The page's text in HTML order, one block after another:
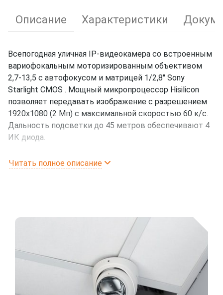
Описание Характеристики
Всепогодная уличная IP-видеокамера со встроенным
вариофокальным моторизированным объективом
2,7-13,5 с автофокусом и матрицей 1/2,8" Sony
Starlight CMOS . Мощный микропроцессор Hisilicon
позволяет передавать изображение с разрешением
1920x1080 (2 Мп) с максимальной скоростью 60 к/с.
Дальность подсветки до 45 метров обеспечивают 4
ИК диода.
Класс защиты IP67
Аналитика: PID (обнаружение вторжения по
периметру), LCD (обнаружение пересечения
линии), SOD (обнаружение стационарных
Читать полное описание